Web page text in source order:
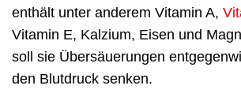
enthält unter anderem Vitamin A,
Vitamin E, Kalzium, Eisen und
soll sie Übersäuerungen
den Blutdruck senken.